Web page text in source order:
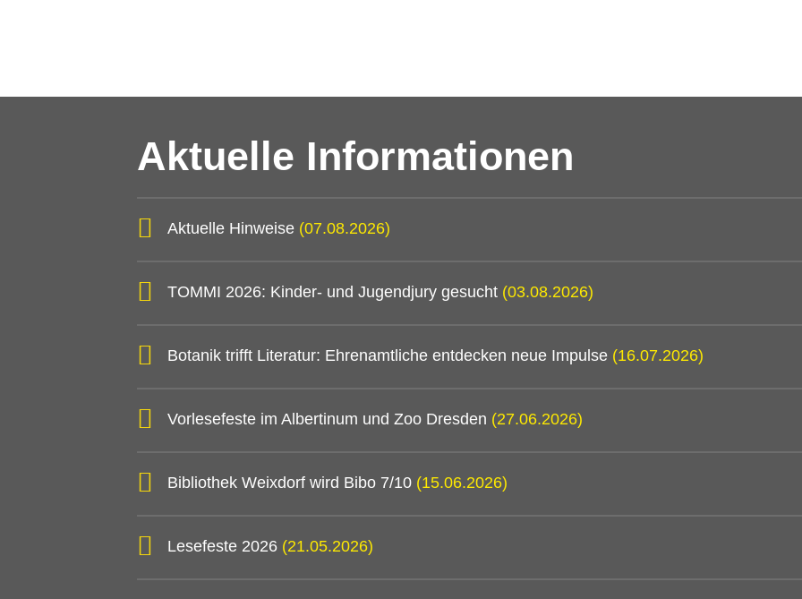
Aktuelle Informationen
Aktuelle Hinweise (07.08.2026)
TOMMI 2026: Kinder- und Jugendjury gesucht (03.08.2026)
Botanik trifft Literatur: Ehrenamtliche entdecken neue Impulse (16.07.2026)
Vorlesefeste im Albertinum und Zoo Dresden (27.06.2026)
Bibliothek Weixdorf wird Bibo 7/10 (15.06.2026)
Lesefeste 2026 (21.05.2026)